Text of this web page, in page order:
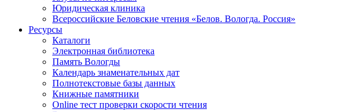
Юридическая клиника
Всероссийские Беловские чтения «Белов. Вологда. Россия»
Ресурсы
Каталоги
Электронная библиотека
Память Вологды
Календарь знаменательных дат
Полнотекстовые базы данных
Книжные памятники
Online тест проверки скорости чтения